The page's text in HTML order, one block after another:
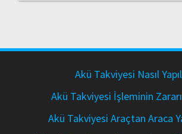
Akü Takviyesi Nasıl
Akü Takviyesi İşleminin Zararı
Akü Takviyesi Araçtan Araca